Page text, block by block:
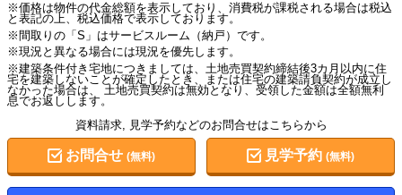
※価格は物件の代金総額を表示しており、消費税が課税される場合は税込
と表記の上、税込価格で表示しております。
※間取りの「S」はサービスルーム（納戸）です。
※現況と異なる場合には現況を優先します。
※建築条件付き宅地につきましては、土地売買契約締結後3カ月以内に住
宅を建築しないことが確定したとき、または住宅の建築請負契約が成立し
なかった場合は、 土地売買契約は無効となり、受領した金額は全額無利
息でお返しします。
資料請求, 見学予約などのお問合せはこちらから
お問合せ (無料) 見学予約(無料)